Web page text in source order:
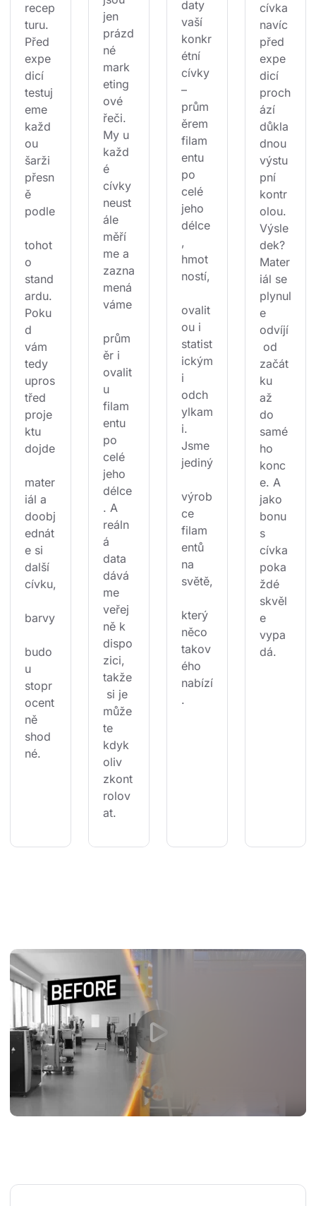
recep
turu.
Před
expe
dicí
testuj
eme
každ
ou
šarži
přesn
ě
podle
tohot
o
stand
ardu.
Poku
d
vám
tedy
upros
třed
proje
ktu
dojde
mater
iál a
doobj
ednát
e si
další
cívku,
barvy
budo
u
stopr
ocent
ně
shod
né.
jen
prázd
né
mark
eting
ové
řeči.
My u
každ
é
cívky
neust
ále
měří
me a
zazna
mená
váme
prům
ěr i
ovalit
u
filam
entu
po
celé
jeho
délce
. A
reáln
á
data
dává
me
veřej
ně k
dispo
zici,
takže
si je
může
te
kdyk
oliv
zkont
rolov
at.
daty
vaší
konkr
étní
cívky
–
prům
ěrem
filam
entu
po
celé
jeho
délce
,
hmot
ností,
ovalit
ou i
statist
ickým
i
odch
ylkam
i.
Jsme
jediný
výrob
ce
filam
entů
na
světě,
který
něco
takov
ého
nabízí
.
cívka
navíc
před
expe
dicí
proch
ází
důkla
dnou
výstu
pní
kontr
olou.
Výsle
dek?
Mater
iál se
plynul
e
odvíjí
od
začát
ku
až
do
samé
ho
konc
e. A
jako
bonu
s
cívka
poka
ždé
skvěl
e
vypa
dá.